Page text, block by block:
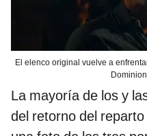
El elenco original vuelve a
La mayoría de los y
del retorno del